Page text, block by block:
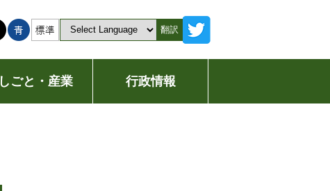
翻訳
しごと・産業 行政情報